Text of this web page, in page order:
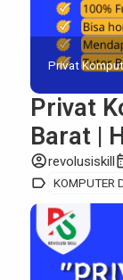
Privat
Privat
Barat |
account_circlerevolusiskill
label KOMPUTER